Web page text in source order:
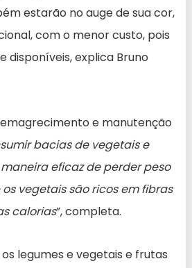
estarão no auge de sua cor,
com o menor custo, pois
explica Bruno
e manutenção
bacias de vegetais e
eficaz de perder peso
vegetais são ricos em fibras
calorias”, completa.
os legumes e vegetais e frutas